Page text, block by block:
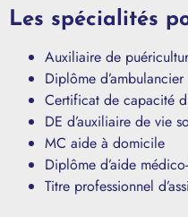
Les spécialités
Auxiliaire de
Diplôme d’ambulancier
Certificat de capacité
DE d’auxiliaire de vie
MC aide à domicile
Diplôme d’aide
Titre professionnel